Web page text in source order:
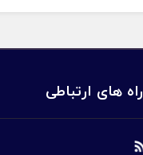
راه های ارتباطی